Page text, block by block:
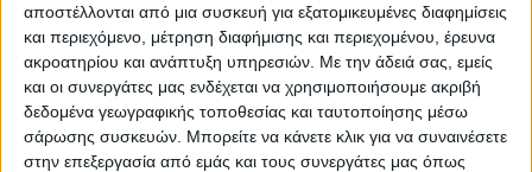
αποστέλλονται από μια συσκευή για εξατομικευμένες διαφημίσεις
και περιεχόμενο, μέτρηση διαφήμισης και περιεχομένου, έρευνα
ακροατηρίου και ανάπτυξη υπηρεσιών. Με την άδειά σας, εμείς
και οι συνεργάτες μας ενδέχεται να χρησιμοποιήσουμε ακριβή
δεδομένα γεωγραφικής τοποθεσίας και ταυτοποίησης μέσω
σάρωσης συσκευών. Μπορείτε να κάνετε κλικ για να συναινέσετε
στην επεξεργασία από εμάς και τους συνεργάτες μας όπως
24/5
πιστωτικές και Google
pay.
ONLINE ΑΓΟΡΕΣ